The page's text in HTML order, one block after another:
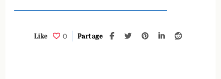
0
Like Partage